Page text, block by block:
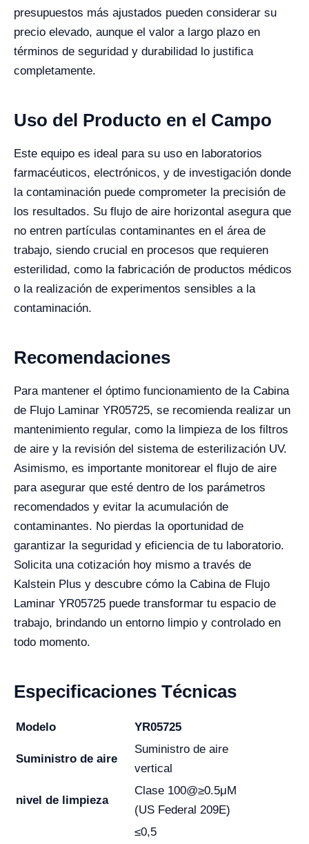
presupuestos más ajustados pueden considerar su
precio elevado, aunque el valor a largo plazo en
términos de seguridad y durabilidad lo justifica
completamente.
Uso del Producto en el Campo
Este equipo es ideal para su uso en laboratorios
farmacéuticos, electrónicos, y de investigación donde
la contaminación puede comprometer la precisión de
los resultados. Su flujo de aire horizontal asegura que
no entren partículas contaminantes en el área de
trabajo, siendo crucial en procesos que requieren
esterilidad, como la fabricación de productos médicos
o la realización de experimentos sensibles a la
contaminación.
Recomendaciones
Para mantener el óptimo funcionamiento de la Cabina
de Flujo Laminar YR05725, se recomienda realizar un
mantenimiento regular, como la limpieza de los filtros
de aire y la revisión del sistema de esterilización UV.
Asimismo, es importante monitorear el flujo de aire
para asegurar que esté dentro de los parámetros
recomendados y evitar la acumulación de
contaminantes. No pierdas la oportunidad de
garantizar la seguridad y eficiencia de tu laboratorio.
Solicita una cotización hoy mismo a través de
Kalstein Plus y descubre cómo la Cabina de Flujo
Laminar YR05725 puede transformar tu espacio de
trabajo, brindando un entorno limpio y controlado en
todo momento.
Especificaciones Técnicas
Modelo YR05725
Suministro de aire
Suministro de aire
vertical
nivel de limpieza
Clase 100@≥0.5μM
(US Federal 209E)
≤0,5